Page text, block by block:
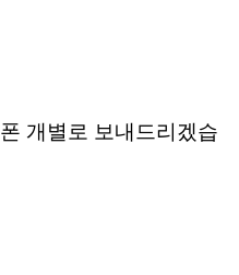
개별로 보내드리겠습